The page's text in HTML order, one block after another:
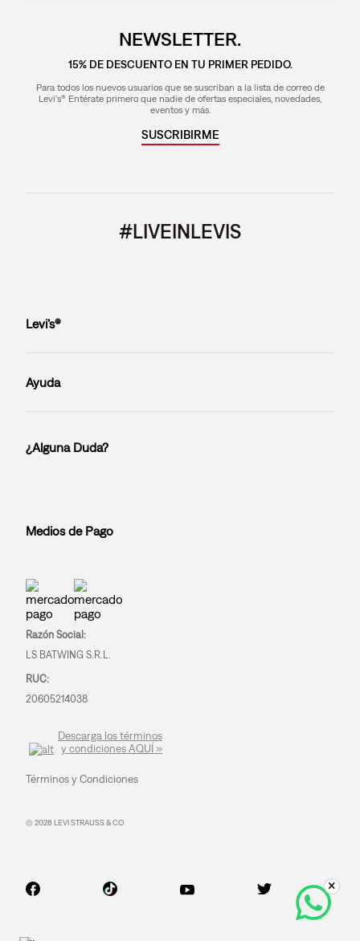
NEWSLETTER.
15% DE DESCUENTO EN TU PRIMER PEDIDO.
Para todos los nuevos usuarios que se suscriban a la lista de correo de
Levi's® Entérate primero que nadie de ofertas especiales, novedades,
eventos y más.
SUSCRIBIRME
#LIVEINLEVIS
Levi’s®
Ayuda
¿Alguna Duda?
Medios de Pago
Razón Social:
LS BATWING S.R.L.
RUC:
20605214038
Descarga los términos
y condiciones AQUÍ »
Términos y Condiciones
© 2026 LEVI STRAUSS & CO